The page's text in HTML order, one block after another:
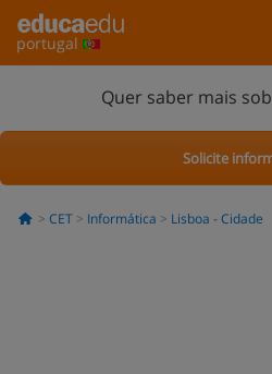
portugal
Quer saber mais
Solicite
CET Informática Lisboa - Cidade